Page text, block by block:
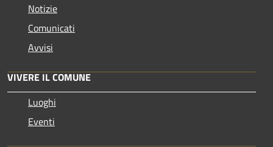
Notizie
Comunicati
Avvisi
VIVERE IL COMUNE
Luoghi
Eventi